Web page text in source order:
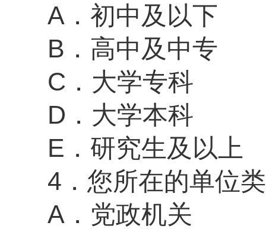
A．初中及以下
B．高中及中专
C．大学专科
D．大学本科
E．研究生及以上
4． 您所在的单位
A．党政机关